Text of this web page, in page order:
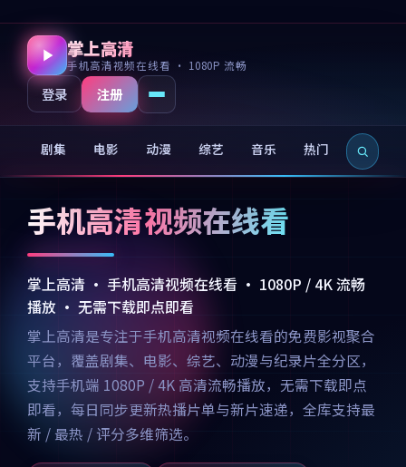
掌上高清
手机高清视频在线看 · 1080P 流畅
登录 注册
剧集 电影 动漫 综艺 音乐 热门 新片
手机高清视频在线看
掌上高清 · 手机高清视频在线看 · 1080P / 4K 流畅
播放 · 无需下载即点即看
掌上高清是专注于手机高清视频在线看的免费影视聚合
平台，覆盖剧集、电影、综艺、动漫与纪录片全分区，
支持手机端 1080P / 4K 高清流畅播放，无需下载即点
即看，每日同步更新热播片单与新片速递，全库支持最
新 / 最热 / 评分多维筛选。